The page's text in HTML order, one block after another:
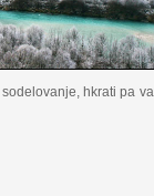
hkrati pa